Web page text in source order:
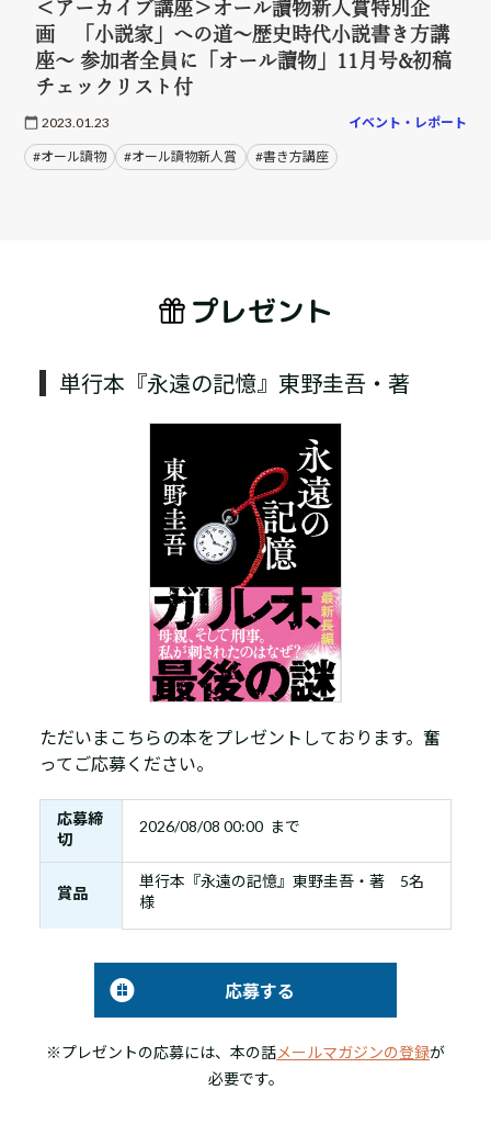
＜アーカイブ講座＞オール讀物新人賞特別企
画 「小説家」への道～歴史時代小説書き方講
座～ 参加者全員に「オール讀物」11月号&初稿
チェックリスト付
2023.01.23 イベント・レポート
#オール讀物 #オール讀物新人賞 #書き方講座
プレゼント
単行本『永遠の記憶』東野圭吾・著
ただいまこちらの本をプレゼントしております。奮
ってご応募ください。
応募締
切
2026/08/08 00:00 まで
賞品
単行本『永遠の記憶』東野圭吾・著 5名
様
応募する
※プレゼントの応募には、本の話メールマガジンの登録が
必要です。